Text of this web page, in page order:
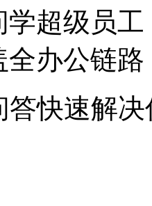
学超级员工
全办公链路
答快速解决